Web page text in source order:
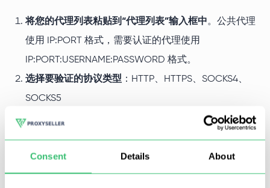
Consent Details About
将您的代理列表粘贴到“代理列表”输入框中。公共代理
使用 IP:PORT 格式，需要认证的代理使用
IP:PORT:USERNAME:PASSWORD 格式。
选择要验证的协议类型 ：HTTP、HTTPS、SOCKS4、
SOCKS5
点击“开始检查”
，即可在数秒内获得结果。